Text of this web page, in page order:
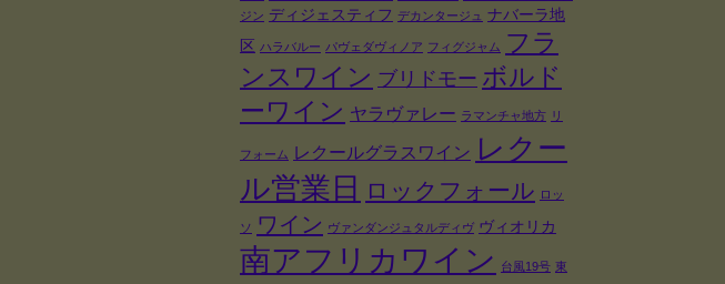
ジン ディジェスティフ デカンタージュ ナバーラ地
区 ハラバルー パヴェダヴィノア フィグジャム
フラ
ンスワイン ブリドモー ボルド
ーワイン ヤラヴァレー ラマンチャ地方 リ
フォーム レクールグラスワイン レクー
ル営業日 ロックフォール ロッ
ソ ワイン ヴァンダンジュタルディヴ ヴィオリカ
南アフリカワイン 台風19号 東